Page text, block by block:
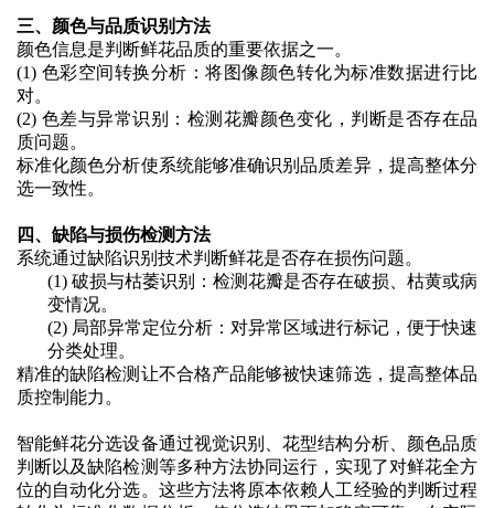
三、颜色与品质识别方法
颜色信息是判断鲜花品质的重要依据之一。
(1) 色彩空间转换分析：将图像颜色转化为标准数据进行比
对。
(2) 色差与异常识别：检测花瓣颜色变化，判断是否存在品
质问题。
标准化颜色分析使系统能够准确识别品质差异，提高整体分
选一致性。
四、缺陷与损伤检测方法
系统通过缺陷识别技术判断鲜花是否存在损伤问题。
(1) 破损与枯萎识别：检测花瓣是否存在破损、枯黄或病
变情况。
(2) 局部异常定位分析：对异常区域进行标记，便于快速
分类处理。
精准的缺陷检测让不合格产品能够被快速筛选，提高整体品
质控制能力。
智能鲜花分选设备通过视觉识别、花型结构分析、颜色品质
判断以及缺陷检测等多种方法协同运行，实现了对鲜花全方
位的自动化分选。这些方法将原本依赖人工经验的判断过程